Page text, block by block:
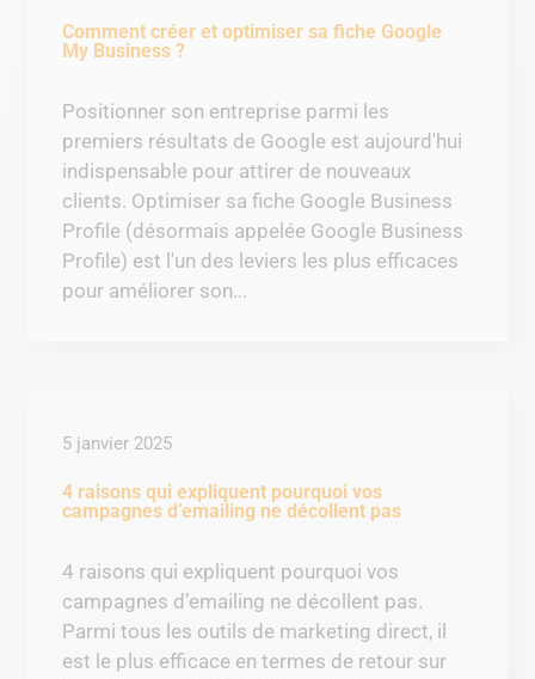
Comment créer et optimiser sa fiche Google
My Business ?
Positionner son entreprise parmi les
premiers résultats de Google est aujourd'hui
indispensable pour attirer de nouveaux
clients. Optimiser sa fiche Google Business
Profile (désormais appelée Google Business
Profile) est l'un des leviers les plus efficaces
pour améliorer son...
4 raisons qui expliquent pourquoi vos
campagnes d’emailing ne décollent pas
5 janvier 2025
4 raisons qui expliquent pourquoi vos
campagnes d’emailing ne décollent pas.
Parmi tous les outils de marketing direct, il
est le plus efficace en termes de retour sur